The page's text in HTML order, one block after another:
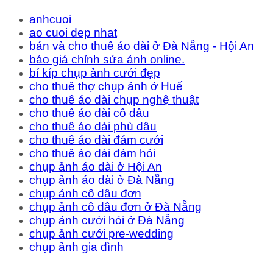
anhcuoi
ao cuoi dep nhat
bán và cho thuê áo dài ở Đà Nẵng - Hội An
báo giá chỉnh sửa ảnh online.
bí kíp chụp ảnh cưới đẹp
cho thuê thợ chụp ảnh ở Huế
cho thuê áo dài chụp nghệ thuật
cho thuê áo dài cô dâu
cho thuê áo dài phù dâu
cho thuê áo dài đám cưới
cho thuê áo dài đám hỏi
chụp ảnh áo dài ở Hội An
chụp ảnh áo dài ở Đà Nẵng
chụp ảnh cô dâu đơn
chụp ảnh cô dâu đơn ở Đà Nẵng
chụp ảnh cưới hỏi ở Đà Nẵng
chụp ảnh cưới pre-wedding
chụp ảnh gia đình